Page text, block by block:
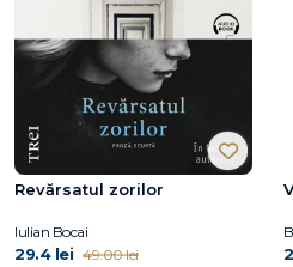
Revărsatul zorilor
Iulian Bocai
29.4 lei 49.00 lei